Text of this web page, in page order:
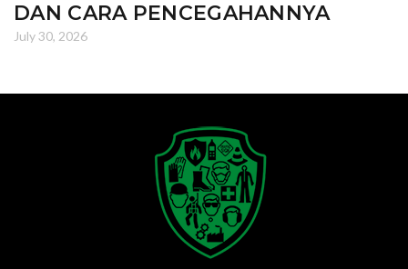
DAN CARA PENCEGAHANNYA
July 30, 2026